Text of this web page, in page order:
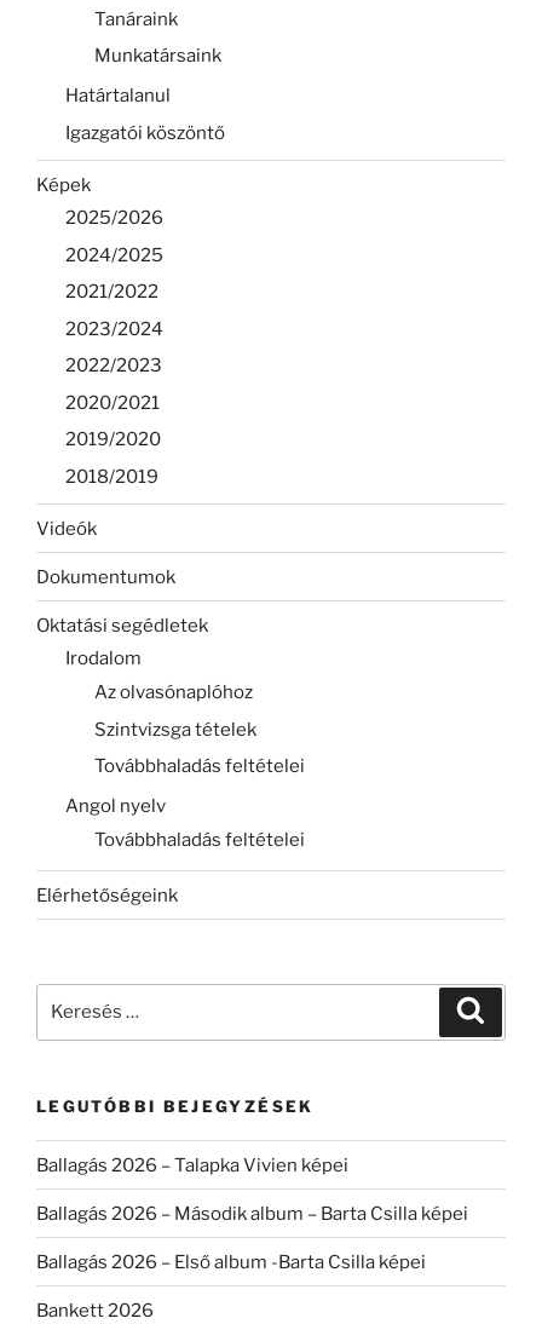
Tanáraink
Munkatársaink
Határtalanul
Igazgatói köszöntő
Képek
2025/2026
2024/2025
2021/2022
2023/2024
2022/2023
2020/2021
2019/2020
2018/2019
Videók
Dokumentumok
Oktatási segédletek
Irodalom
Az olvasónaplóhoz
Szintvizsga tételek
Továbbhaladás feltételei
Angol nyelv
Továbbhaladás feltételei
Elérhetőségeink
LEGUTÓBBI BEJEGYZÉSEK
Ballagás 2026 – Talapka Vivien képei
Ballagás 2026 – Második album – Barta Csilla képei
Ballagás 2026 – Első album -Barta Csilla képei
Bankett 2026